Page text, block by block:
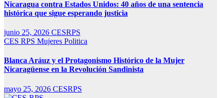
Nicaragua contra Estados Unidos: 40 años de una sentencia
histórica que sigue esperando justicia
junio 25, 2026 CESRPS
CES RPS Mujeres Politica
Blanca Aráuz y el Protagonismo Histórico de la Mujer
Nicaragüense en la Revolución Sandinista
mayo 25, 2026 CESRPS